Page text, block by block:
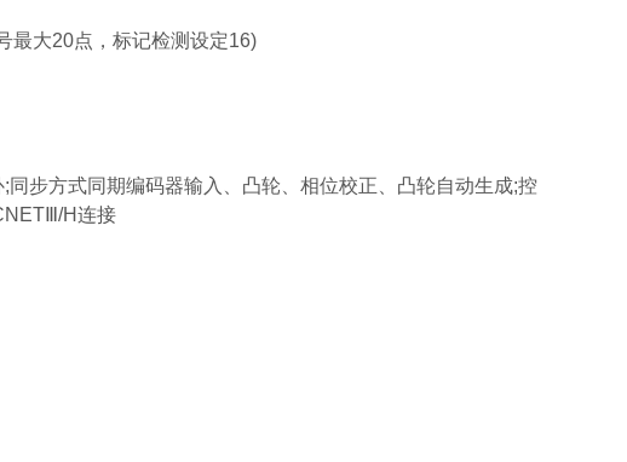
最大20点，标记检测设定16)
步方式同期编码器输入、凸轮、相位校正、凸轮自动生成;控
H连接